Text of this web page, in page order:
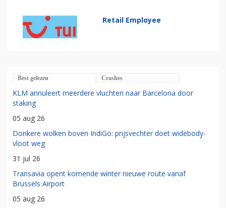
Retail Employee
Best gelezen Crashes
KLM annuleert meerdere vluchten naar Barcelona door
staking
05 aug 26
Donkere wolken boven IndiGo: prijsvechter doet widebody-
vloot weg
31 jul 26
Transavia opent komende winter nieuwe route vanaf
Brussels Airport
05 aug 26